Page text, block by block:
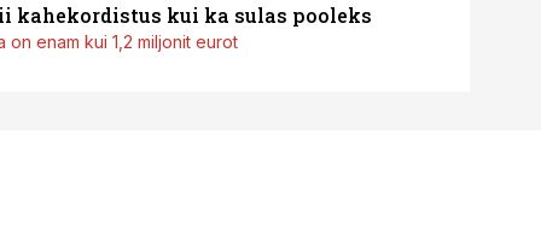
kahekordistus kui ka sulas pooleks
on enam kui 1,2 miljonit eurot